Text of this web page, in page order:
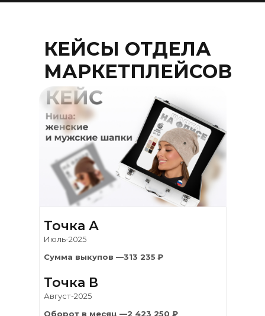
КЕЙСЫ ОТДЕЛА
МАРКЕТПЛЕЙСОВ
Август-2025
Оборот в месяц —2 423 250 ₽
Июль-2025
Сумма выкупов —313 235 ₽
Точка В
Точка А